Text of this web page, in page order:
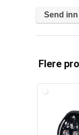
A
tFlere